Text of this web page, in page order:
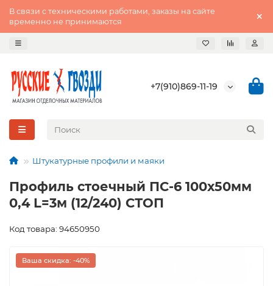
В связи с техническими работами, заказы на сайте
временно не принимаются
+7(910)869-11-19
Штукатурные профили и маяки
Профиль стоечный ПС-6 100х50мм
0,4 L=3м (12/240) СТОП
Код товара: 94650950
Ваша скидка: -40%